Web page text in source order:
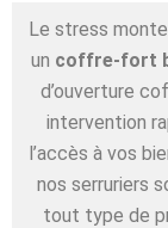
Le stress
un coffre-fort
d’ouverture
intervention
l’accès à vos
nos serruriers
tout type de